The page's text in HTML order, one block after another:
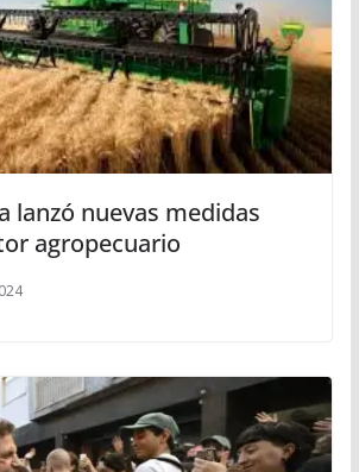
lanzó nuevas medidas
agropecuario